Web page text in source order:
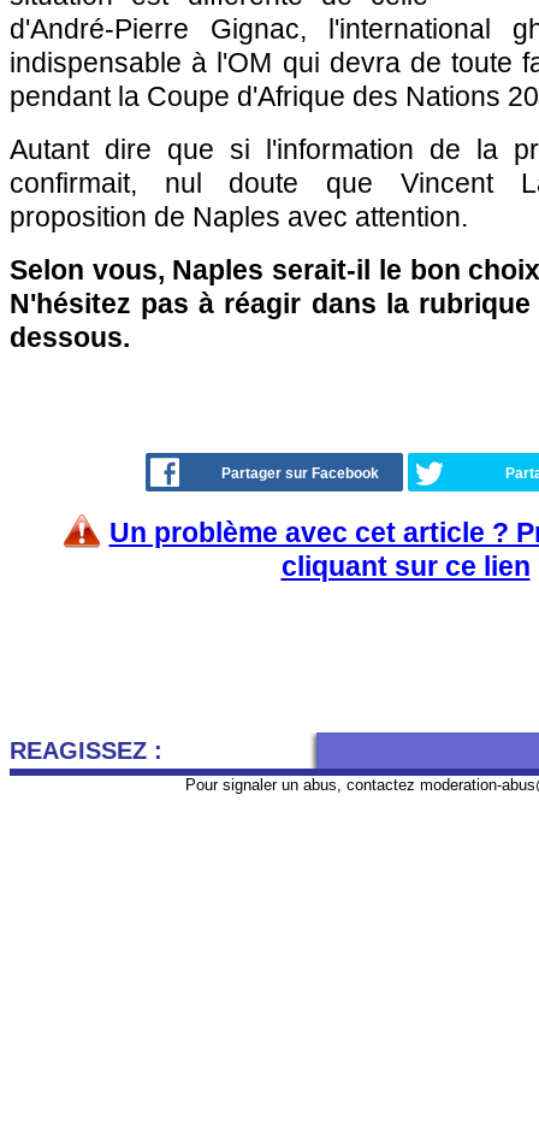
d'André-Pierre Gignac, l'international
indispensable à l'OM qui devra de toute
pendant la Coupe d'Afrique des Nations
Autant dire que si l'information de la
confirmait, nul doute que Vincent
proposition de Naples avec attention.
Selon vous, Naples serait-il le bon
N'hésitez pas à réagir dans la
dessous.
Partager sur Facebook
Un problème avec cet article ?
cliquant sur ce lien
REAGISSEZ :
Pour signaler un abus, contactez moderation-